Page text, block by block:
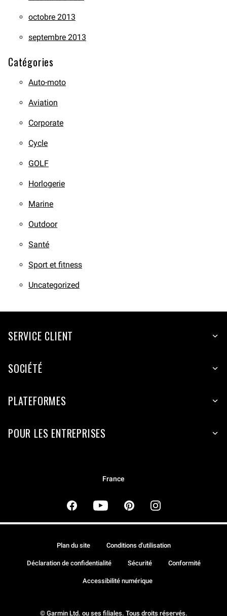
octobre 2013
septembre 2013
Catégories
Auto-moto
Aviation
Corporate
Cycle
GOLF
Horlogerie
Marine
Outdoor
Santé
Sport et fitness
Uncategorized
SERVICE CLIENT
SOCIÉTÉ
PLATEFORMES
POUR LES ENTREPRISES
France
© Garmin Ltd. ou ses filiales. Tous droits réservés.
Plan du site Conditions d'utilisation
Déclaration de confidentialité Sécurité Conformité
Accessibilité numérique